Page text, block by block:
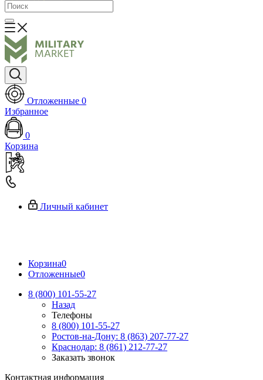
Отложенные 0
Избранное
0
Корзина
Личный кабинет
Корзина0
Отложенные0
8 (800) 101-55-27
Назад
Телефоны
8 (800) 101-55-27
Ростов-на-Дону: 8 (863) 207-77-27
Краснодар: 8 (861) 212-77-27
Заказать звонок
Контактная информация